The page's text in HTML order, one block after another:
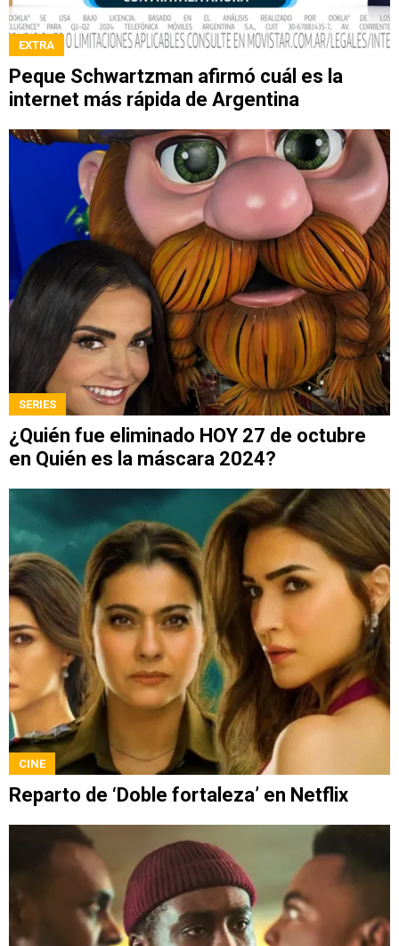
EXTRA
Peque Schwartzman afirmó cuál es la
internet más rápida de Argentina
SERIES
¿Quién fue eliminado HOY 27 de octubre
en Quién es la máscara 2024?
CINE
Reparto de ‘Doble fortaleza’ en Netflix